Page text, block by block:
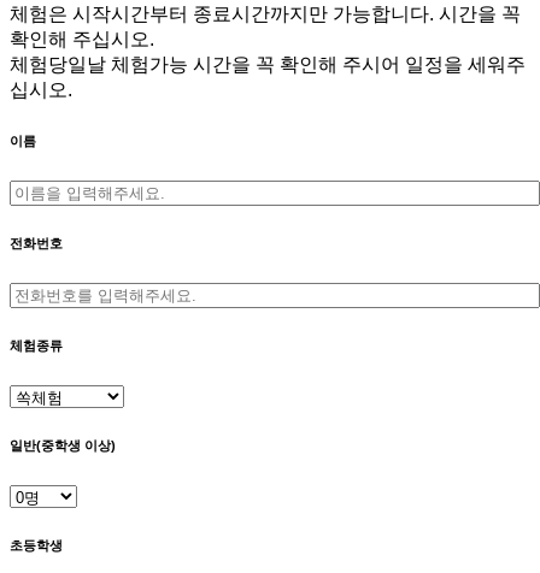
체험은 시작시간부터 종료시간까지만 가능합니다. 시간을 꼭
확인해 주십시오.
체험당일날 체험가능 시간을 꼭 확인해 주시어 일정을 세워주
십시오.
이름
전화번호
체험종류
일반(중학생 이상)
초등학생